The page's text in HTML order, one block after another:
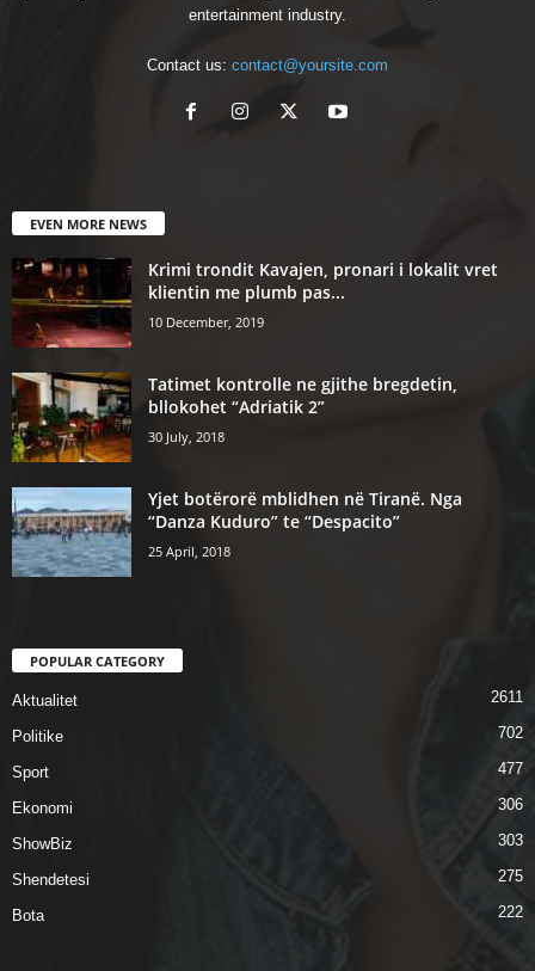
entertainment industry.
Contact us: contact@yoursite.com
EVEN MORE NEWS
Krimi trondit Kavajen, pronari i lokalit vret
klientin me plumb pas...
10 December, 2019
Tatimet kontrolle ne gjithe bregdetin,
bllokohet “Adriatik 2”
30 July, 2018
Yjet botërorë mblidhen në Tiranë. Nga
“Danza Kuduro” te “Despacito”
25 April, 2018
POPULAR CATEGORY
Aktualitet 2611
Politike 702
Sport 477
Ekonomi 306
ShowBiz 303
Shendetesi 275
Bota 222